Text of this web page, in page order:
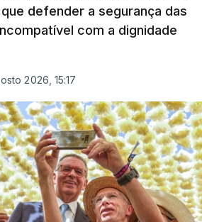
defender a segurança das
com a dignidade
2026, 15:17